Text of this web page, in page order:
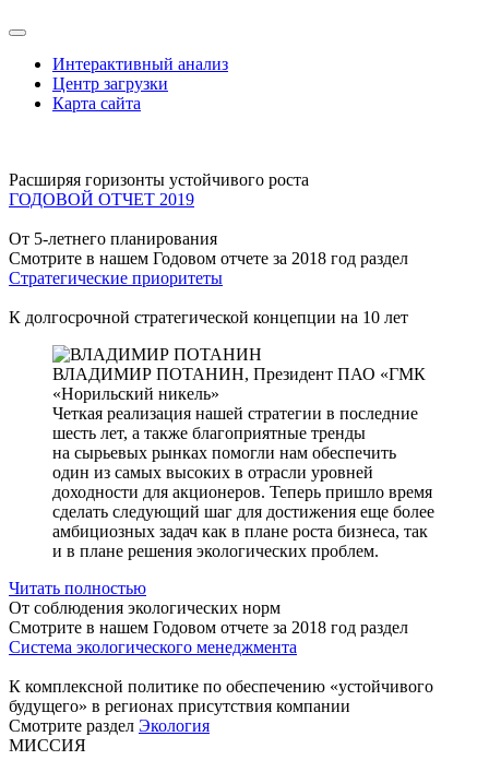
Интерактивный анализ
Центр загрузки
Карта сайта
Расширяя горизонты устойчивого роста
ГОДОВОЙ ОТЧЕТ 2019
От 5-летнего планирования
Смотрите в нашем Годовом отчете за 2018 год раздел
Стратегические приоритеты
К долгосрочной стратегической концепции на 10 лет
ВЛАДИМИР ПОТАНИН, Президент ПАО «ГМК
«Норильский никель»
Четкая реализация нашей стратегии в последние
шесть лет, а также благоприятные тренды
на сырьевых рынках помогли нам обеспечить
один из самых высоких в отрасли уровней
доходности для акционеров. Теперь пришло время
сделать следующий шаг для достижения еще более
амбициозных задач как в плане роста бизнеса, так
и в плане решения экологических проблем.
Читать полностью
От соблюдения экологических норм
Смотрите в нашем Годовом отчете за 2018 год раздел
Система экологического менеджмента
К комплексной политике по обеспечению «устойчивого
будущего» в регионах присутствия компании
Смотрите раздел Экология
МИССИЯ